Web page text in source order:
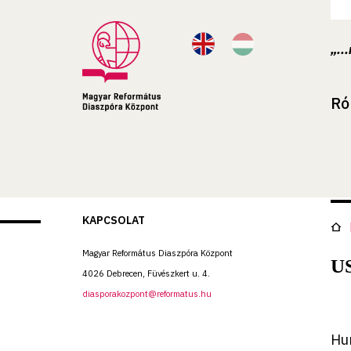
KAPCSOLAT
Magyar Református Diaszpóra Központ
4026 Debrecen, Füvészkert u. 4.
diasporakozpont@reformatus.hu